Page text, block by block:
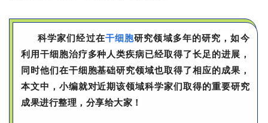
科学家们经过在干细胞研究领域多年的研究，如今
利用干细胞治疗多种人类疾病已经取得了长足的进展，
同时他们在干细胞基础研究领域也取得了相应的成果，
本文中，小编就对近期该领域科学家们取得的重要研究
成果进行整理，分享给大家！